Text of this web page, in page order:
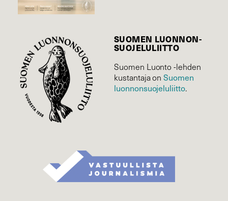
SUOMEN LUONNON­
SUOJELU­LIITTO
Suomen Luonto -lehden
kustantaja onSuomen
luonnonsuojelu­liitto.